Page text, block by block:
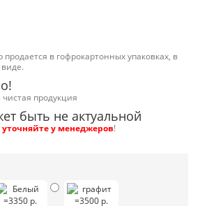
в гофрокартонных упаковках, в
продукция
быть не актуальной
у менеджеров!